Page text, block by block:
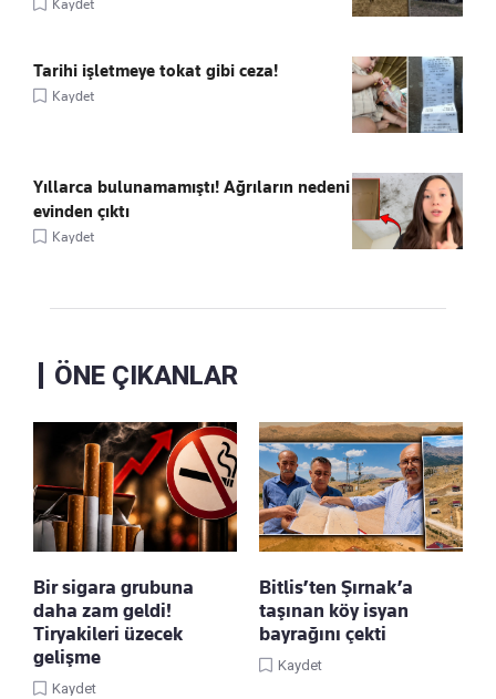
Kaydet
Tarihi işletmeye tokat gibi ceza!
Kaydet
Yıllarca bulunamamıştı! Ağrıların nedeni
evinden çıktı
Kaydet
ÖNE ÇIKANLAR
Bir sigara grubuna
daha zam geldi!
Tiryakileri üzecek
gelişme
Kaydet
Bitlis’ten Şırnak’a
taşınan köy isyan
bayrağını çekti
Kaydet